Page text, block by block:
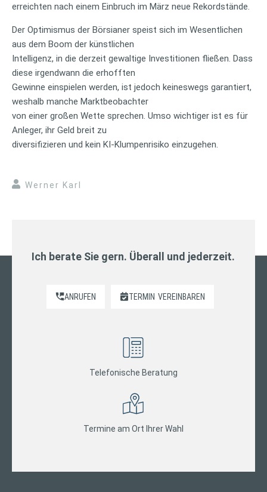
erreichten nach einem Einbruch im März neue Rekordstände.
Der Optimismus der Börsianer speist sich im Wesentlichen
aus dem Boom der künstlichen
Intelligenz, in die derzeit gewaltige Investitionen fließen. Dass
diese irgendwann die erhofften
Gewinne einspielen werden, ist jedoch keineswegs garantiert,
weshalb manche Marktbeobachter
von einer großen Wette sprechen. Umso wichtiger ist es für
Anleger, ihr Geld breit zu
diversifizieren und kein KI-Klumpenrisiko einzugehen.
Werner Karl
Ich berate Sie gern. Überall und jederzeit.
ANRUFEN TERMIN VEREINBAREN
Telefonische Beratung
Termine am Ort Ihrer Wahl